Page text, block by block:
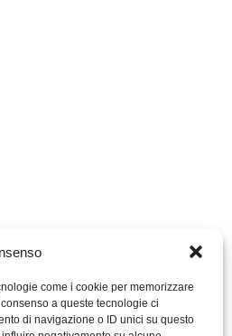
come i cookie per memorizzare
a queste tecnologie ci
di navigazione o ID unici su questo